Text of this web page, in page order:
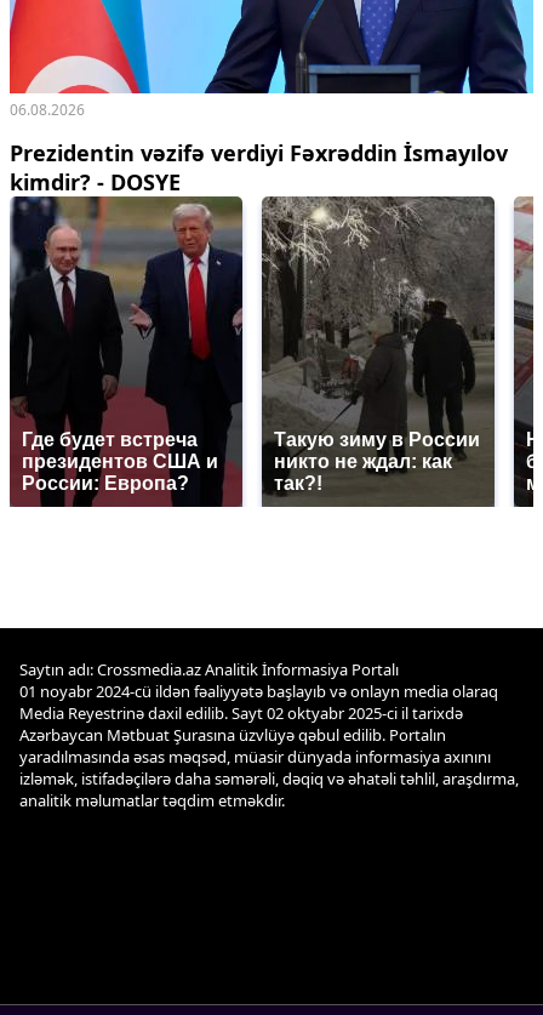
06.08.2026
Prezidentin vəzifə verdiyi Fəxrəddin İsmayılov
kimdir? - DOSYE
Где будет встреча
президентов США и
России: Европа?
Такую зиму в России
никто не ждал: как
так?!
Saytın adı: Crossmedia.az Analitik İnformasiya Portalı
01 noyabr 2024-cü ildən fəaliyyətə başlayıb və onlayn media olaraq
Media Reyestrinə daxil edilib. Sayt 02 oktyabr 2025-ci il tarixdə
Azərbaycan Mətbuat Şurasına üzvlüyə qəbul edilib. Portalın
yaradılmasında əsas məqsəd, müasir dünyada informasiya axınını
izləmək, istifadəçilərə daha səmərəli, dəqiq və əhatəli təhlil, araşdırma,
analitik məlumatlar təqdim etməkdir.